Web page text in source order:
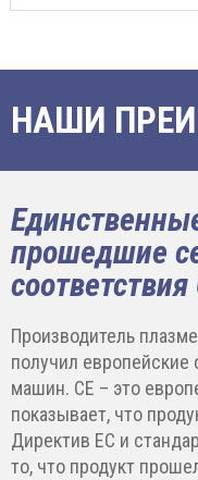
НАШИ
прошедшие
соответствия
Производитель
получил европейские
машин. CE – это
показывает, что
Директив ЕС и
то, что продукт